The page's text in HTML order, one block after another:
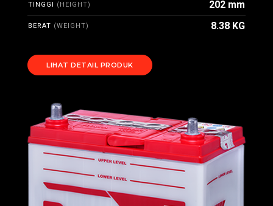
TINGGI (HEIGHT) 202 mm
BERAT (WEIGHT) 8.38 KG
LIHAT DETAIL PRODUK